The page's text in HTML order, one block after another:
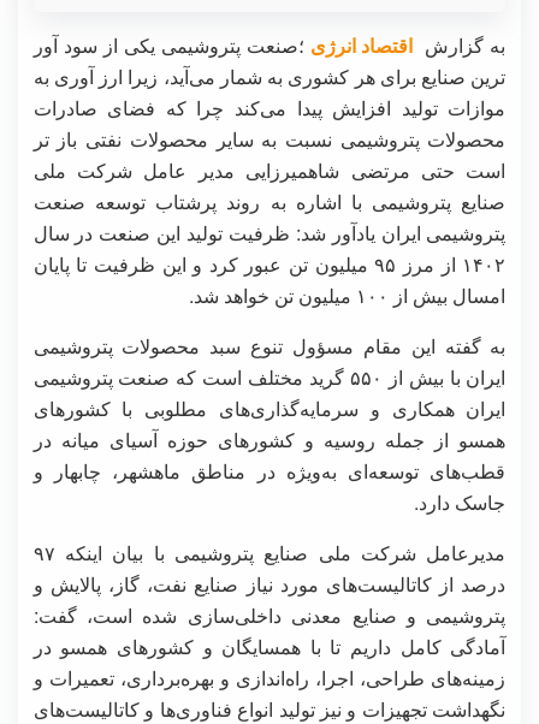
به گزارش اقتصاد انرژی ؛صنعت پتروشیمی یکی از سود آور
ترین صنایع برای هر کشوری به شمار می‌آید، زیرا ارز آوری به
موازات تولید افزایش پیدا می‌کند چرا که فضای صادرات
محصولات پتروشیمی نسبت به سایر محصولات نفتی باز تر
است حتی مرتضی شاهمیرزایی مدیر عامل شرکت ملی
صنایع پتروشیمی با اشاره به روند پرشتاب توسعه صنعت
پتروشیمی ایران یادآور شد: ظرفیت تولید این صنعت در سال
۱۴۰۲ از مرز ۹۵ میلیون تن عبور کرد و این ظرفیت تا پایان
امسال بیش از ۱۰۰ میلیون تن خواهد شد.
به گفته این مقام مسؤول تنوع سبد محصولات پتروشیمی
ایران با بیش از ۵۵۰ گرید مختلف است که صنعت پتروشیمی
ایران همکاری و سرمایه‌گذاری‌های مطلوبی با کشورهای
همسو از جمله روسیه و کشورهای حوزه آسیای میانه در
قطب‌های توسعه‌ای به‌ویژه در مناطق ماهشهر، چابهار و
جاسک دارد.
مدیرعامل شرکت ملی صنایع پتروشیمی با بیان اینکه ۹۷
درصد از کاتالیست‌های مورد نیاز صنایع نفت، گاز، پالایش و
پتروشیمی و صنایع معدنی داخلی‌سازی شده است، گفت:
آمادگی کامل داریم تا با همسایگان و کشورهای همسو در
زمینه‌های طراحی، اجرا، راه‌اندازی و بهره‌برداری، تعمیرات و
نگهداشت تجهیزات و نیز تولید انواع فناوری‌ها و کاتالیست‌های